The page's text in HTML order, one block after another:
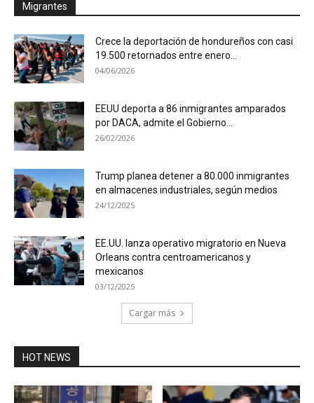
Migrantes
Crece la deportación de hondureños con casi
19.500 retornados entre enero...
04/06/2026
EEUU deporta a 86 inmigrantes amparados
por DACA, admite el Gobierno...
26/02/2026
Trump planea detener a 80.000 inmigrantes
en almacenes industriales, según medios
24/12/2025
EE.UU. lanza operativo migratorio en Nueva
Orleans contra centroamericanos y
mexicanos
03/12/2025
Cargar más
HOT NEWS